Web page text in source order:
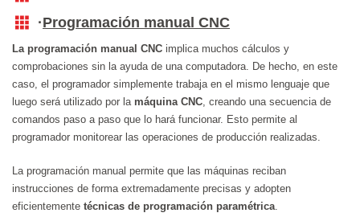
·Programación manual CNC
La programación manual CNC implica muchos cálculos y
comprobaciones sin la ayuda de una computadora. De hecho, en este
caso, el programador simplemente trabaja en el mismo lenguaje que
luego será utilizado por la máquina CNC, creando una secuencia de
comandos paso a paso que lo hará funcionar. Esto permite al
programador monitorear las operaciones de producción realizadas.
La programación manual permite que las máquinas reciban
instrucciones de forma extremadamente precisas y adopten
eficientemente técnicas de programación paramétrica.